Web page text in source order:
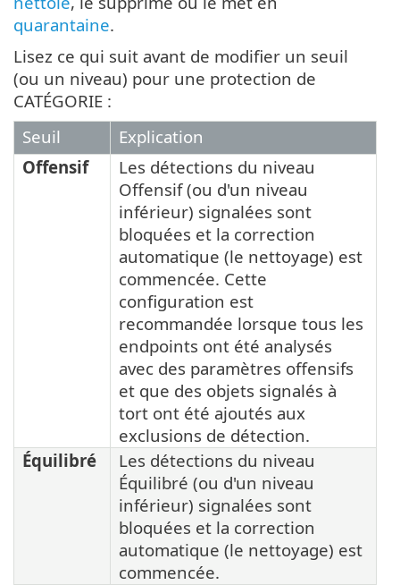
quarantaine.
Lisez ce qui suit avant de modifier un seuil
(ou un niveau) pour une protection de
CATÉGORIE :
Seuil
Explication
Offensif
Les détections du niveau
Offensif (ou d'un niveau
inférieur) signalées sont
bloquées et la correction
automatique (le nettoyage) est
commencée. Cette
configuration est
recommandée lorsque tous les
endpoints ont été analysés
avec des paramètres offensifs
et que des objets signalés à
tort ont été ajoutés aux
exclusions de détection.
Équilibré
Les détections du niveau
Équilibré (ou d'un niveau
inférieur) signalées sont
bloquées et la correction
automatique (le nettoyage) est
commencée.